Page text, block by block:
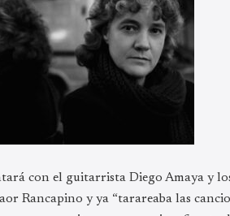
con el guitarrista Diego Amaya y
Rancapino y ya “tarareaba las